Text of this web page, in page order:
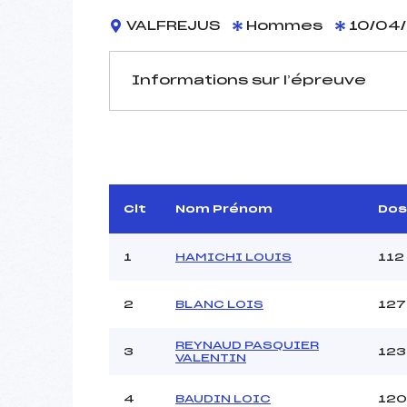
VALFREJUS Hommes 10/04/
Informations sur l’épreuve
Arbitre :
Assistant :
MANCHE 1
Heure de départ :
Ouvreurs A :
Clt Nom Prénom Dos
1 HAMICHI LOUIS 112
2 BLANC LOIS 127
3
REYNAUD PASQUIER
VALENTIN
123
4 BAUDIN LOIC 120